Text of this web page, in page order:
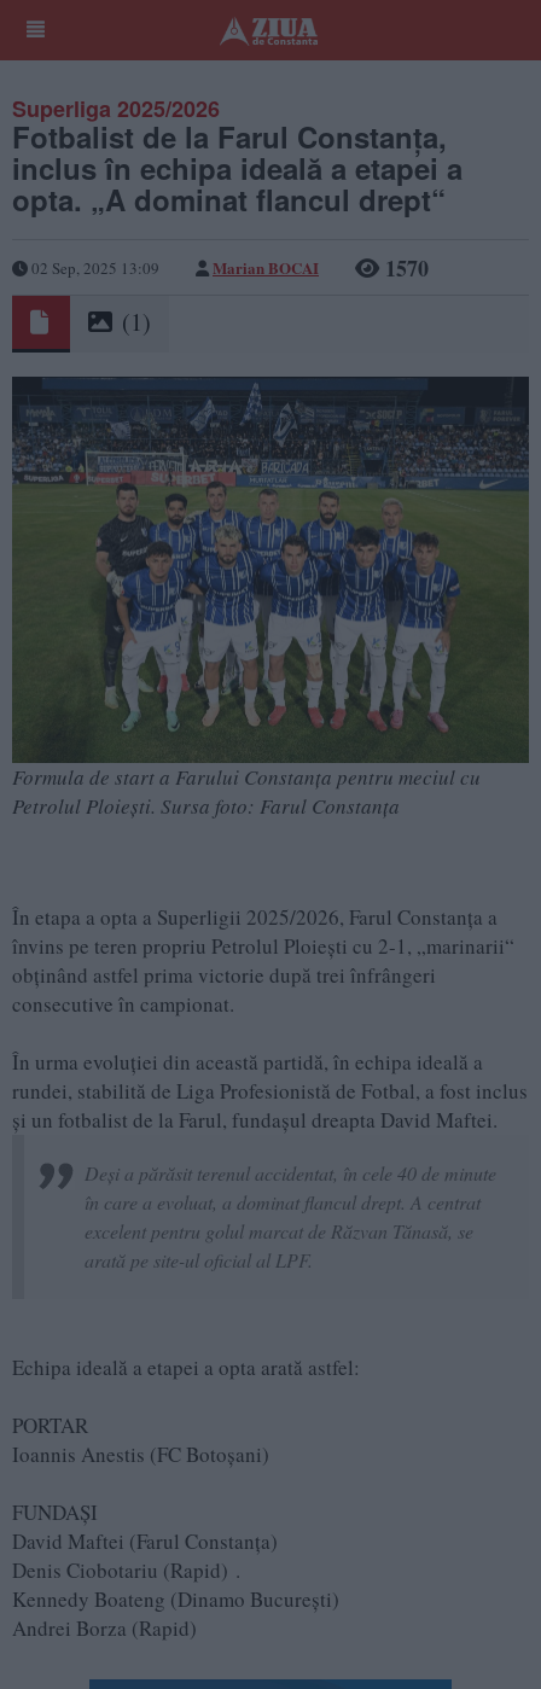
Superliga 2025/2026
Fotbalist de la Farul Constanța,
inclus în echipa ideală a etapei a
opta. „A dominat flancul drept“
02 Sep, 2025 13:09 Marian BOCAI 1570
(1)
Formula de start a Farului Constanța pentru meciul cu
Petrolul Ploiești. Sursa foto: Farul Constanța
În etapa a opta a Superligii 2025/2026, Farul Constanța a
învins pe teren propriu Petrolul Ploiești cu 2-1, „marinarii“
obținând astfel prima victorie după trei înfrângeri
consecutive în campionat.
În urma evoluției din această partidă, în echipa ideală a
rundei, stabilită de Liga Profesionistă de Fotbal, a fost inclus
și un fotbalist de la Farul, fundașul dreapta David Maftei.
Deși a părăsit terenul accidentat, în cele 40 de minute
în care a evoluat, a dominat flancul drept. A centrat
excelent pentru golul marcat de Răzvan Tănasă, se
arată pe site-ul oficial al LPF.
Echipa ideală a etapei a opta arată astfel:
PORTAR
Ioannis Anestis (FC Botoșani)
FUNDAŞI
David Maftei (Farul Constanța)
Denis Ciobotariu (Rapid) .
Kennedy Boateng (Dinamo București)
Andrei Borza (Rapid)